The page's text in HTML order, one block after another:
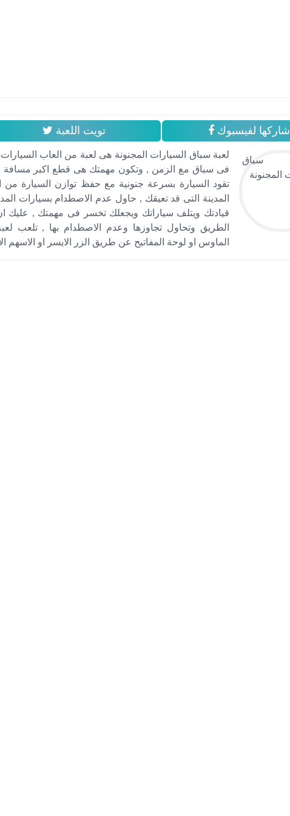
شاركها لفيسبوك تويت اللعبة
لعبة سباق السيارات المجنونة هى لعبة من العاب
فى سباق مع الزمن , وتكون مهمتك هى قطع اكبر مسافة
تقود السيارة بسرعة جنونية مع حفظ توازن السيارة
المدينة التى قد تعيقك , حاول عدم الاصطدام بسيارات
قيادتك ويتلف سياراتك ويجعلك تخسر فى مهمتك , عليك
الطريق وتحاول تجاوزها وعدم الاصطدام بها , تلعب
الماوس او لوحة المفاتيح عن طريق الزر الايسر او الاسهم